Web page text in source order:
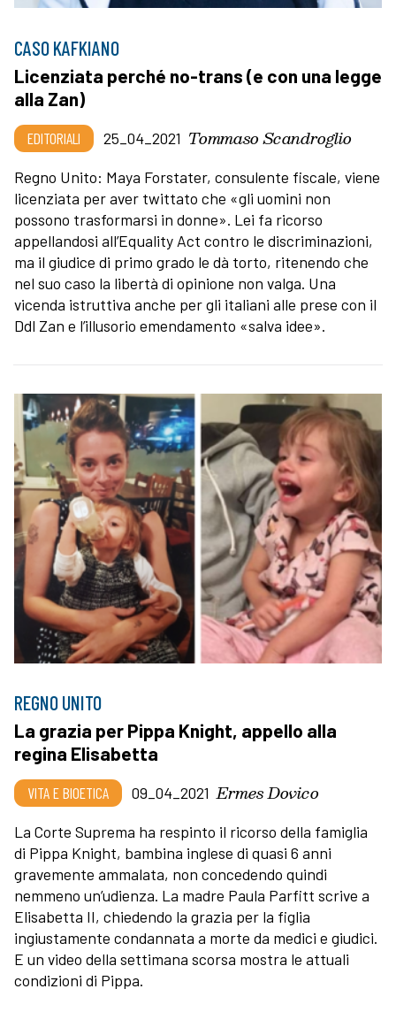
CASO KAFKIANO
Licenziata perché no-trans (e con una legge
alla Zan)
EDITORIALI 25_04_2021 Tommaso Scandroglio
Regno Unito: Maya Forstater, consulente fiscale, viene
licenziata per aver twittato che «gli uomini non
possono trasformarsi in donne». Lei fa ricorso
appellandosi all’Equality Act contro le discriminazioni,
ma il giudice di primo grado le dà torto, ritenendo che
nel suo caso la libertà di opinione non valga. Una
vicenda istruttiva anche per gli italiani alle prese con il
Ddl Zan e l’illusorio emendamento «salva idee».
REGNO UNITO
La grazia per Pippa Knight, appello alla
regina Elisabetta
VITA E BIOETICA 09_04_2021 Ermes Dovico
La Corte Suprema ha respinto il ricorso della famiglia
di Pippa Knight, bambina inglese di quasi 6 anni
gravemente ammalata, non concedendo quindi
nemmeno un’udienza. La madre Paula Parfitt scrive a
Elisabetta II, chiedendo la grazia per la figlia
ingiustamente condannata a morte da medici e giudici.
E un video della settimana scorsa mostra le attuali
condizioni di Pippa.